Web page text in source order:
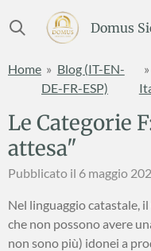
al
principale
Domus
Home » Blog (IT-EN-
DE-FR-ESP)
»
Le Categorie
attesa"
Pubblicato il 6 maggio
Nel linguaggio catastale,
che non possono avere
non sono più) idonei a